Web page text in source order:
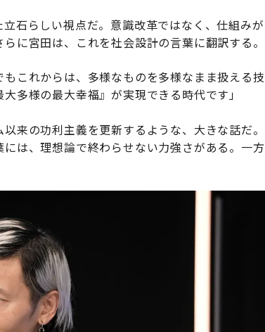
石らしい視点だ。意識改革ではなく、仕組みが
に宮田は、これを社会設計の言葉に翻訳する。
これからは、多様なものを多様なまま扱える技
多様の最大幸福』が実現できる時代です」
来の功利主義を更新するような、大きな話だ。
は、理想論で終わらせない力強さがある。一方